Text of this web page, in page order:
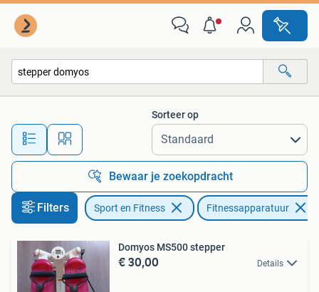
Alle afstanden…
Sorteer op
Bewaar je zoekopdracht
Filters Sport en Fitness Fitnessapparatuur
Domyos MS500 stepper
€ 30,00 Details